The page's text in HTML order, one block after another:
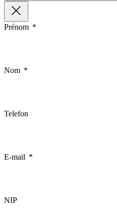
Prénom
Nom
Telefon
E-mail
NIP